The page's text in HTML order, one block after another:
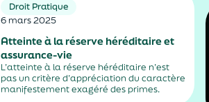
Droit Pratique
6 mars 2025
Atteinte à la réserve héréditaire et
assurance-vie
L’atteinte à la réserve héréditaire n’est
pas un critère d’appréciation du caractère
manifestement exagéré des primes.